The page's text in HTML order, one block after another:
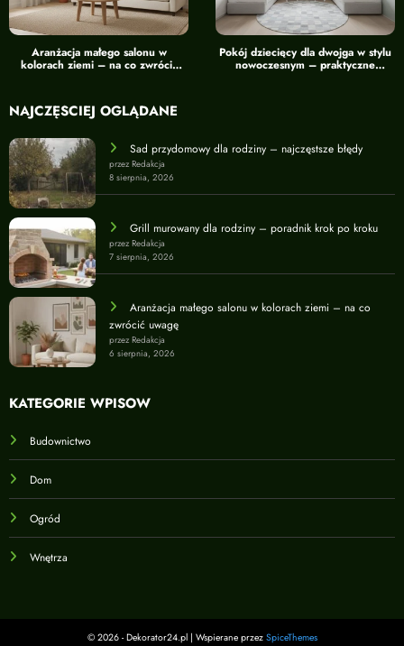
Aranżacja małego salonu w
kolorach ziemi – na co zwrócić
Pokój dziecięcy dla dwojga w stylu
nowoczesnym – praktyczne
NAJCZĘŚCIEJ OGLĄDANE
Sad przydomowy dla rodziny – najczęstsze błędy
przez Redakcja
8 sierpnia, 2026
Grill murowany dla rodziny – poradnik krok po kroku
przez Redakcja
7 sierpnia, 2026
Aranżacja małego salonu w kolorach ziemi – na co
zwrócić uwagę
przez Redakcja
6 sierpnia, 2026
KATEGORIE WPISÓW
Budownictwo
Dom
Ogród
Wnętrza
© 2026 - Dekorator24.pl | Wspierane przez SpiceThemes